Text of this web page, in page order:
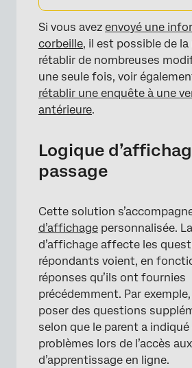
Si vous avez envoyé une
corbeille, il est possible de la
rétablir de nombreuses
une seule fois, voir
rétablir une enquête à une
antérieure.
Logique
passage
Cette solution
d’affichage personnalisée.
d’affichage affecte les
répondants voient, en
réponses qu’ils ont fournies
précédemment. Par
poser des questions
selon que le parent a
problèmes lors de l’accès
d’apprentissage en ligne.